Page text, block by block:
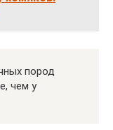
пород
чем у